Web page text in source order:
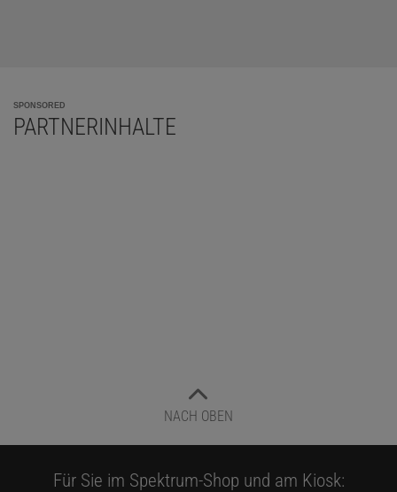
SPONSORED
PARTNERINHALTE
NACH OBEN
Für Sie im Spektrum-Shop und am Kiosk: